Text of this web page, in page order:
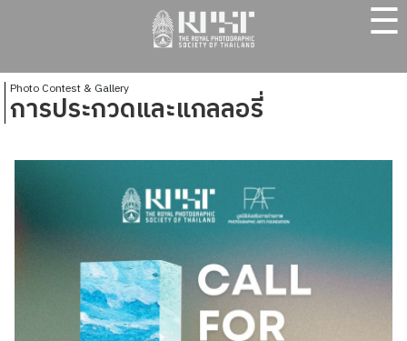
☰
Photo Contest & Gallery
การประกวดและแกลลอรี่